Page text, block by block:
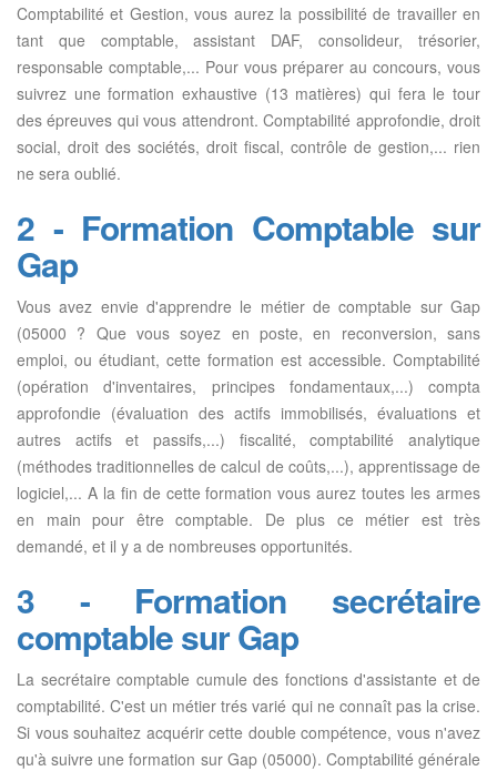
Comptabilité et Gestion, vous aurez la possibilité de travailler en
tant que comptable, assistant DAF, consolideur, trésorier,
responsable comptable,... Pour vous préparer au concours, vous
suivrez une formation exhaustive (13 matières) qui fera le tour
des épreuves qui vous attendront. Comptabilité approfondie, droit
social, droit des sociétés, droit fiscal, contrôle de gestion,... rien
ne sera oublié.
2 - Formation Comptable sur
Gap
Vous avez envie d'apprendre le métier de comptable sur Gap
(05000 ? Que vous soyez en poste, en reconversion, sans
emploi, ou étudiant, cette formation est accessible. Comptabilité
(opération d'inventaires, principes fondamentaux,...) compta
approfondie (évaluation des actifs immobilisés, évaluations et
autres actifs et passifs,...) fiscalité, comptabilité analytique
(méthodes traditionnelles de calcul de coûts,...), apprentissage de
logiciel,... A la fin de cette formation vous aurez toutes les armes
en main pour être comptable. De plus ce métier est très
demandé, et il y a de nombreuses opportunités.
3 - Formation secrétaire
comptable sur Gap
La secrétaire comptable cumule des fonctions d'assistante et de
comptabilité. C'est un métier trés varié qui ne connaît pas la crise.
Si vous souhaitez acquérir cette double compétence, vous n'avez
qu'à suivre une formation sur Gap (05000). Comptabilité générale